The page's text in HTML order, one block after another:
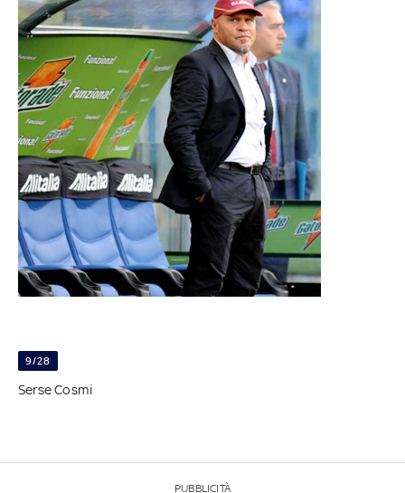
9/28
Serse Cosmi
PUBBLICITÀ